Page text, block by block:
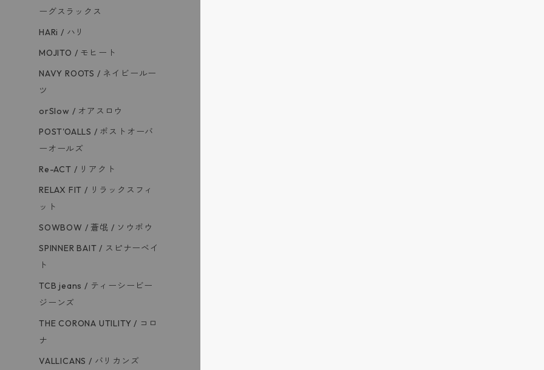
ーグスラックス
HARi / ハリ
MOJITO / モヒート
NAVY ROOTS / ネイビールー
ツ
orSlow / オアスロウ
POST'OALLS / ポストオーバ
ーオールズ
Re-ACT / リアクト
RELAX FIT / リラックスフィ
ット
SOWBOW / 蒼氓 / ソウボウ
SPINNER BAIT / スピナーベイ
ト
TCB jeans / ティーシービー
ジーンズ
THE CORONA UTILITY / コロ
ナ
VALLICANS / バリカンズ